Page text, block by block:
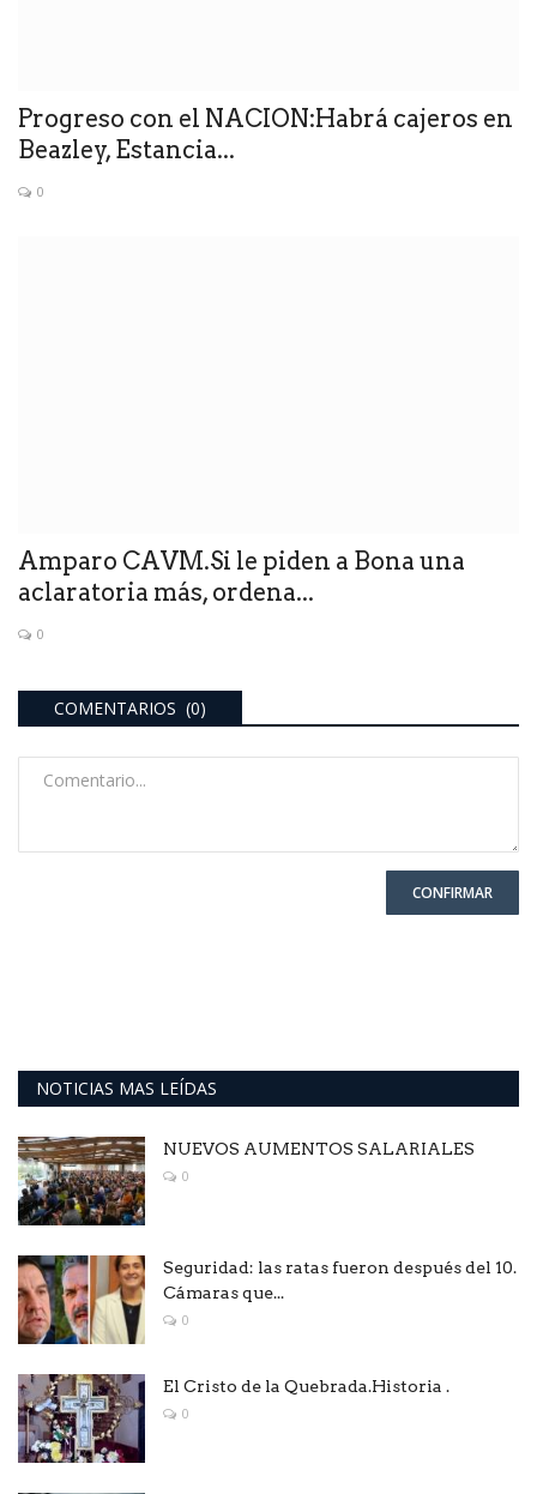
Progreso con el NACION:Habrá cajeros en
Beazley, Estancia...
0
Amparo CAVM.Si le piden a Bona una
aclaratoria más, ordena...
0
COMENTARIOS (0)
CONFIRMAR
NOTICIAS MAS LEÍDAS
NUEVOS AUMENTOS SALARIALES
0
Seguridad: las ratas fueron después del 10.
Cámaras que...
0
El Cristo de la Quebrada.Historia .
0